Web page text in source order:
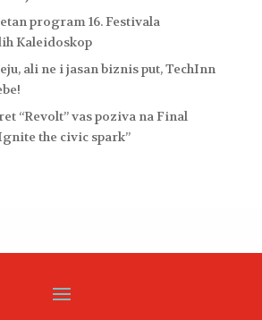
program 16. Festivala
Kaleidoskop
ali ne i jasan biznis put, TechInn
“Revolt” vas poziva na Final
the civic spark”